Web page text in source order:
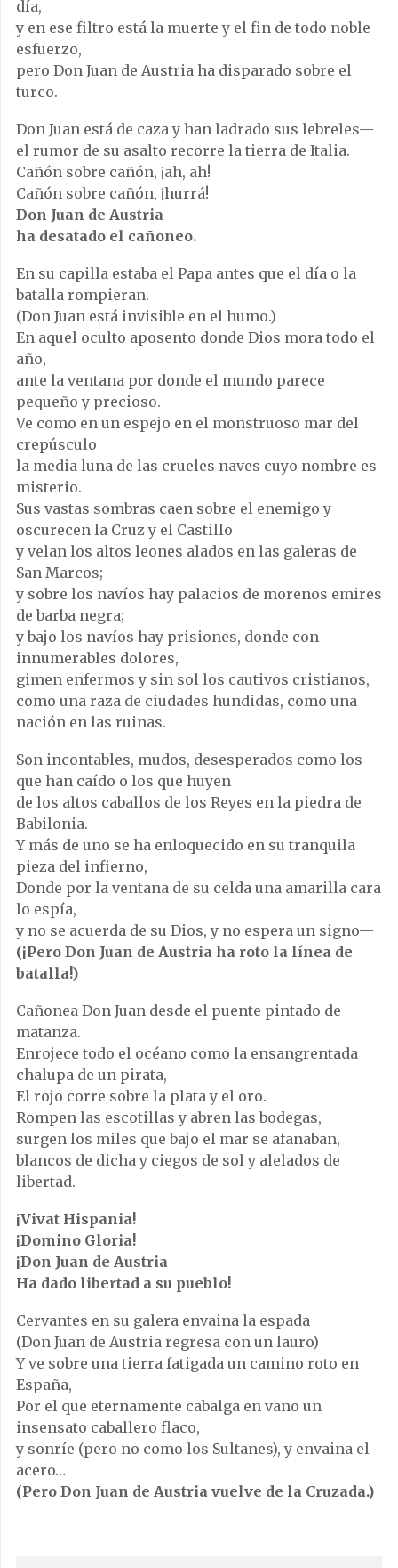
día,
y en ese filtro está la muerte y el fin de todo noble
esfuerzo,
pero Don Juan de Austria ha disparado sobre el
turco.
Don Juan está de caza y han ladrado sus lebreles—
el rumor de su asalto recorre la tierra de Italia.
Cañón sobre cañón, ¡ah, ah!
Cañón sobre cañón, ¡hurrá!
Don Juan de Austria
ha desatado el cañoneo.
En su capilla estaba el Papa antes que el día o la
batalla rompieran.
(Don Juan está invisible en el humo.)
En aquel oculto aposento donde Dios mora todo el
año,
ante la ventana por donde el mundo parece
pequeño y precioso.
Ve como en un espejo en el monstruoso mar del
crepúsculo
la media luna de las crueles naves cuyo nombre es
misterio.
Sus vastas sombras caen sobre el enemigo y
oscurecen la Cruz y el Castillo
y velan los altos leones alados en las galeras de
San Marcos;
y sobre los navíos hay palacios de morenos emires
de barba negra;
y bajo los navíos hay prisiones, donde con
innumerables dolores,
gimen enfermos y sin sol los cautivos cristianos,
como una raza de ciudades hundidas, como una
nación en las ruinas.
Son incontables, mudos, desesperados como los
que han caído o los que huyen
de los altos caballos de los Reyes en la piedra de
Babilonia.
Y más de uno se ha enloquecido en su tranquila
pieza del infierno,
Donde por la ventana de su celda una amarilla cara
lo espía,
y no se acuerda de su Dios, y no espera un signo—
(¡Pero Don Juan de Austria ha roto la línea de
batalla!)
Cañonea Don Juan desde el puente pintado de
matanza.
Enrojece todo el océano como la ensangrentada
chalupa de un pirata,
El rojo corre sobre la plata y el oro.
Rompen las escotillas y abren las bodegas,
surgen los miles que bajo el mar se afanaban,
blancos de dicha y ciegos de sol y alelados de
libertad.
¡Vivat Hispania!
¡Domino Gloria!
¡Don Juan de Austria
Ha dado libertad a su pueblo!
Cervantes en su galera envaina la espada
(Don Juan de Austria regresa con un lauro)
Y ve sobre una tierra fatigada un camino roto en
España,
Por el que eternamente cabalga en vano un
insensato caballero flaco,
y sonríe (pero no como los Sultanes), y envaina el
acero…
(Pero Don Juan de Austria vuelve de la Cruzada.)